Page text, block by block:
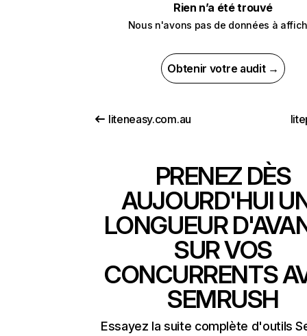
Rien n’a été trouvé
Nous n'avons pas de données à
Obtenir votre audit →
liteneasy.com.au
PRENEZ DÈS
AUJOURD'HUI
LONGUEUR
SUR VOS
CONCURRENTS
SEMRUSH
Essayez la suite complète d'outils